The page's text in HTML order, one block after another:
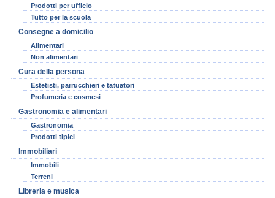
Prodotti per ufficio
Tutto per la scuola
Consegne a domicilio
Alimentari
Non alimentari
Cura della persona
Estetisti, parrucchieri e tatuatori
Profumeria e cosmesi
Gastronomia e alimentari
Gastronomia
Prodotti tipici
Immobiliari
Immobili
Terreni
Libreria e musica